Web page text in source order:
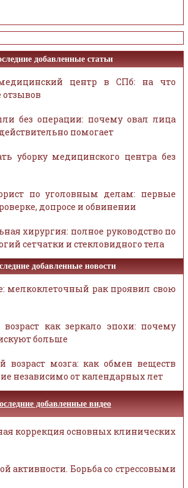
добавленные статьи
центр в СПб: на что
отзывов
без операции: почему овал лица
помогает
уборку медицинского центра без
по уголовным делам: первые
допросе и обвинении
хирургия: полное руководство по
сетчатки и стекловидного тела
добавленные новости
мелкоклеточный рак проявил свою
возраст как зеркало эпохи: почему
больше
возраст мозга: как обмен веществ
независимо от календарных лет
добавленные видео
коррекция основных клинических
активности. Борьба со стрессовыми